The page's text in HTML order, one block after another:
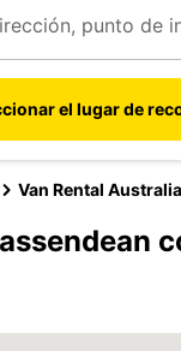
el lugar de
Van Rental Australia